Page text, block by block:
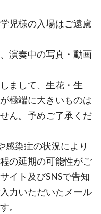
児様の入場はご遠慮
演奏中の写真・動画
まして、生花・生
極端に大きいものは
ん。予めご了承くだ
感染症の状況により
の延期の可能性がご
イト及びSNSで告知
力いただいたメール
。